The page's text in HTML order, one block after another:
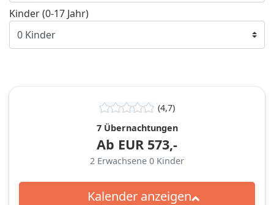
Kinder (0-17 Jahr)
(4,7)
7 Übernachtungen
Ab EUR 573,-
2 Erwachsene 0 Kinder
Kalender anzeigen